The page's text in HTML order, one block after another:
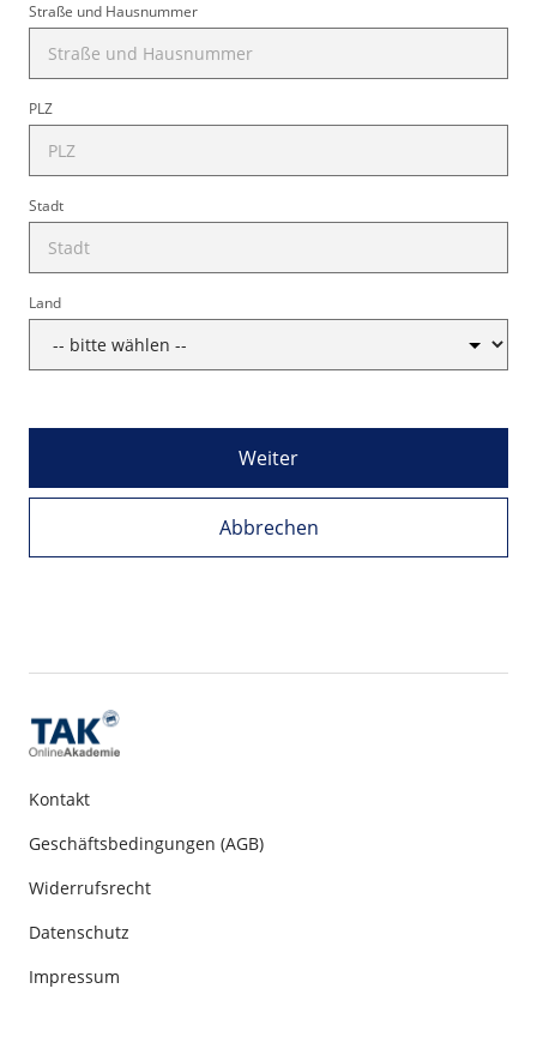
Straße und Hausnummer
PLZ
Stadt
Land
Abbrechen
Weiter
Kontakt
Geschäftsbedingungen (AGB)
Widerrufsrecht
Datenschutz
Impressum